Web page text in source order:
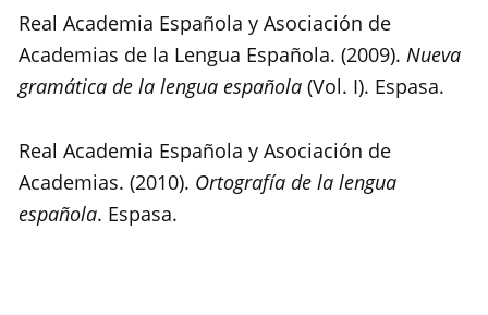
Real Academia Española y Asociación de
Academias de la Lengua Española. (2009). Nueva
gramática de la lengua española (Vol. I). Espasa.
Real Academia Española y Asociación de
Academias. (2010). Ortografía de la lengua
española. Espasa.